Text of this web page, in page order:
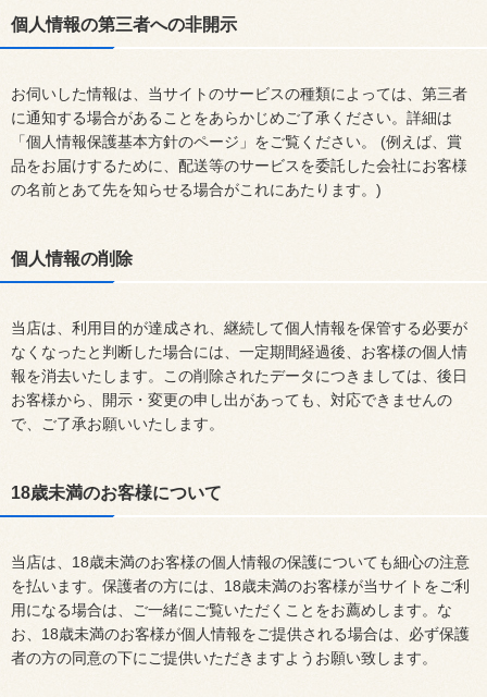
個人情報の第三者への非開示
お伺いした情報は、当サイトのサービスの種類によっては、第三者
に通知する場合があることをあらかじめご了承ください。詳細は
「個人情報保護基本方針のページ」をご覧ください。 (例えば、賞
品をお届けするために、配送等のサービスを委託した会社にお客様
の名前とあて先を知らせる場合がこれにあたります。)
個人情報の削除
当店は、利用目的が達成され、継続して個人情報を保管する必要が
なくなったと判断した場合には、一定期間経過後、お客様の個人情
報を消去いたします。この削除されたデータにつきましては、後日
お客様から、開示・変更の申し出があっても、対応できませんの
で、ご了承お願いいたします。
18歳未満のお客様について
当店は、18歳未満のお客様の個人情報の保護についても細心の注意
を払います。保護者の方には、18歳未満のお客様が当サイトをご利
用になる場合は、ご一緒にご覧いただくことをお薦めします。な
お、18歳未満のお客様が個人情報をご提供される場合は、必ず保護
者の方の同意の下にご提供いただきますようお願い致します。